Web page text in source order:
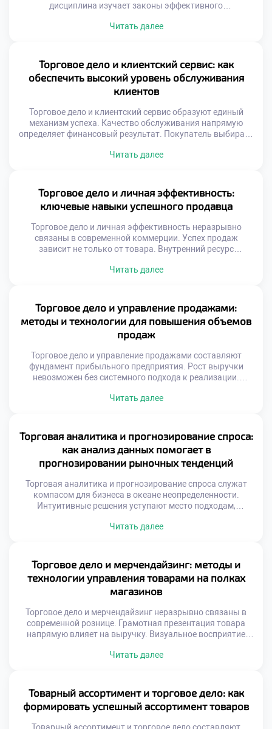
дисциплина изучает законы эффективного
прибыли. Понимание экономических механизмов
собой сложную систему хозяйственных связей и
отношений. Каждый этап реализации товара сопряжен с
затратами, рисками и потенциальным доходом. Баланс
между этими […]
Читать далее
Торговое дело и клиентский сервис: как
обеспечить высокий уровень обслуживания
клиентов
Торговое дело и клиентский сервис образуют единый
механизм успеха. Качество обслуживания напрямую
определяет финансовый результат. Покупатель выбирает
комфорт становится конкурентным преимуществом.
вместе с обществом. Ожидания потребителей растут
ежегодно. Скорость реакции ценится выше формальной
вежливости. Персонализация заменяет шаблонные
скрипты. Искренность […]
Читать далее
Торговое дело и личная эффективность:
ключевые навыки успешного продавца
Торговое дело и личная эффективность неразрывно
связаны в современной коммерции. Успех продаж
зависит не только от товара. Внутренний ресурс
снижает продуктивность даже опытных сотрудников.
механического знания скриптов. Клиент чувствует
искренность и заинтересованность продавца.
Личностный рост напрямую влияет на доход.
Профессионализм строится […]
Читать далее
Торговое дело и управление продажами:
методы и технологии для повышения объемов
продаж
Торговое дело и управление продажами составляют
фундамент прибыльного предприятия. Рост выручки
невозможен без системного подхода к реализации.
выгоде. Технологии позволяют превратить случайных
Управление сбытом требует четкой стратегии и контроля.
Каждое взаимодействие с клиентом должно приносить
результат. Автоматизация процессов освобождает […]
Читать далее
Торговая аналитика и прогнозирование спроса:
как анализ данных помогает в
прогнозировании рыночных тенденций
Торговая аналитика и прогнозирование спроса служат
компасом для бизнеса в океане неопределенности.
Интуитивные решения уступают место подходам,
информацию позволяет компаниям опережать изменения
транзакциях и поведении покупателей. Без грамотной
интерпретации эти массивы остаются бесполезным
цифровым шумом. Аналитические инструменты
превращают сырые […]
Читать далее
Торговое дело и мерчендайзинг: методы и
технологии управления товарами на полках
магазинов
Торговое дело и мерчендайзинг неразрывно связаны в
современной рознице. Грамотная презентация товара
напрямую влияет на выручку. Визуальное восприятие
магазина становится инструментом убеждения.
правила размещения ассортимента. Взгляд человека
скользит по определенным траекториям. Золотые зоны
привлекают максимальное внимание посетителей.
Цветовые сочетания управляют […]
Читать далее
Товарный ассортимент и торговое дело: как
формировать успешный ассортимент товаров